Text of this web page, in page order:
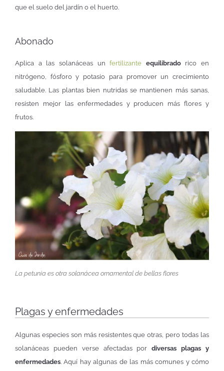
que el suelo del jardín o el huerto.
Abonado
Aplica a las solanáceas unfertilizante equilibrado rico en
nitrógeno, fósforo y potasio para promover un crecimiento
saludable. Las plantas bien nutridas se mantienen más sanas,
resisten mejor las enfermedades y producen más flores y
frutos.
La petunia es otra solanácea ornamental de bellas flores
Plagas y enfermedades
Algunas especies son más resistentes que otras, pero todas las
solanáceas pueden verse afectadas pordiversas plagas y
enfermedades. Aquí hay algunas de las más comunes y cómo